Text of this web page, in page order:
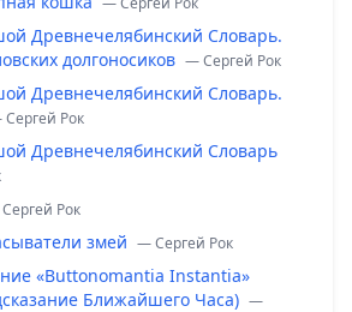
Древнечелябинский Словарь.
долгоносиков — Сергей Рок
Древнечелябинский Словарь.
Рок
Древнечелябинский Словарь
Рок
змей — Сергей Рок
«Buttonomantia Instantia»
Ближайшего Часа) —